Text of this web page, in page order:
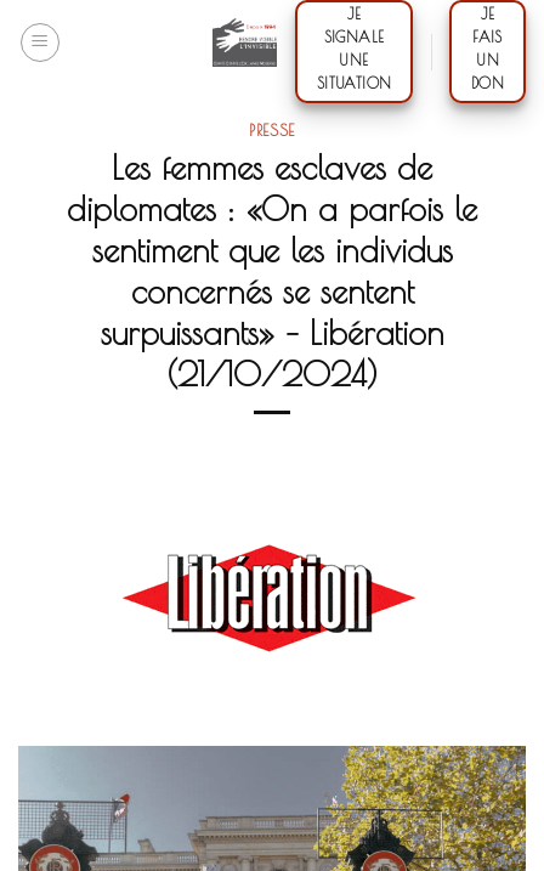
JE
SIGNALE
UNE
SITUATION
JE
FAIS
UN
DON
PRESSE
Les femmes esclaves de
diplomates : «On a parfois le
sentiment que les individus
concernés se sentent
surpuissants» – Libération
(21/10/2024)